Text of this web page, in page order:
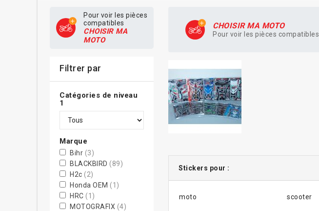
Pour voir les pièces
compatibles
CHOISIR MA
MOTO
Filtrer par
Catégories de niveau
1
Marque
Bihr (3)
BLACKBIRD (89)
H2c (2)
Honda OEM (1)
HRC (1)
MOTOGRAFIX (4)
CHOISIR MA MOTO
Pour voir les pièces compatibles
Stickers pour :
moto scooter